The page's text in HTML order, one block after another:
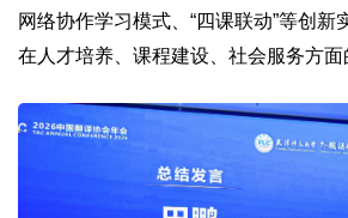
网络协作学习模式、“四课联动”等创新
在人才培养、课程建设、社会服务方面